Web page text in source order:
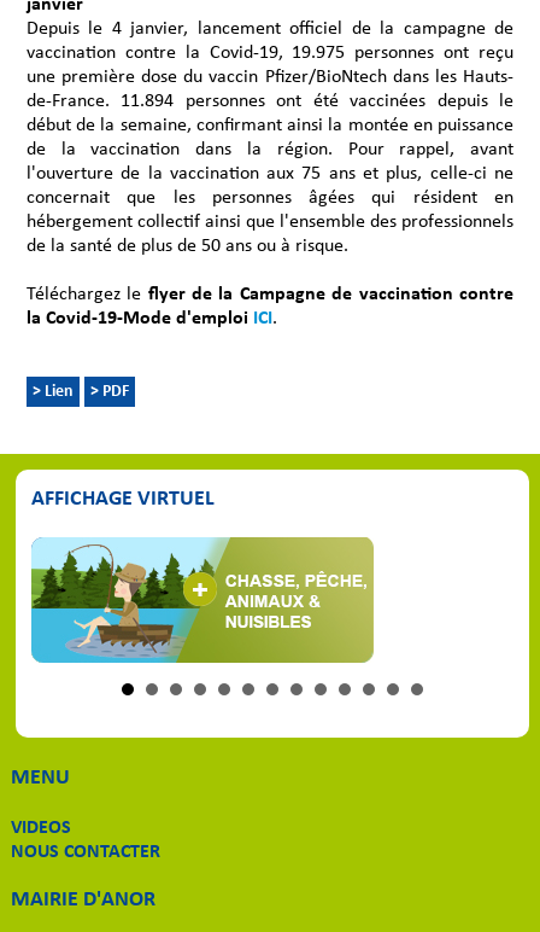
janvier
Depuis le 4 janvier, lancement officiel de la campagne de
vaccination contre la Covid-19, 19.975 personnes ont reçu
une première dose du vaccin Pfizer/BioNtech dans les Hauts-
de-France. 11.894 personnes ont été vaccinées depuis le
début de la semaine, confirmant ainsi la montée en puissance
de la vaccination dans la région. Pour rappel, avant
l'ouverture de la vaccination aux 75 ans et plus, celle-ci ne
concernait que les personnes âgées qui résident en
hébergement collectif ainsi que l'ensemble des professionnels
de la santé de plus de 50 ans ou à risque.
Téléchargez le flyer de la Campagne de vaccination contre
la Covid-19-Mode d'emploi ICI .
> Lien > PDF
AFFICHAGE VIRTUEL
MENU
VIDEOS
NOUS CONTACTER
MAIRIE D'ANOR